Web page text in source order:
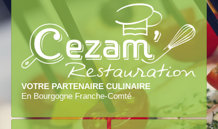
VOTRE PARTENAIRE CULINAIRE
En Bourgogne Franche-Comté